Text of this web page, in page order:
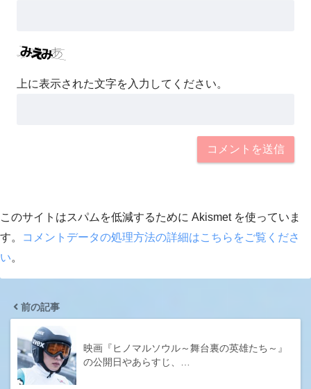
上に表示された文字を入力してください。
このサイトはスパムを低減するために Akismet を使っていま
す。
コメントデータの処理方法の詳細はこちらをご覧くださ
い。
前の記事
映画『ヒノマルソウル～舞台裏の英雄たち～』
の公開日やあらすじ、…